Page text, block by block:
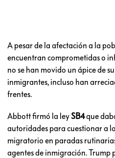
A pesar de la afectación a la
encuentran comprometidas o
no se han movido un ápice de
inmigrantes, incluso han
frentes.
Abbott firmó la leySB4que
autoridades para cuestionar a
migratorio en paradas
agentes de inmigración. Trump